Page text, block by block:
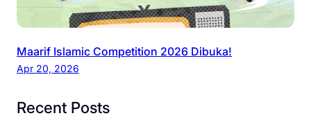
Maarif Islamic Competition 2026 Dibuka!
Apr 20, 2026
Recent Posts